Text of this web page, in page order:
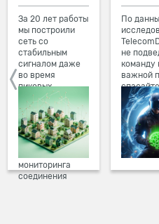
За 20 лет работы
мы построили
сеть со
стабильным
сигналом даже
во время
пиковых
нагрузок в
вечернее время.
Мы постоянно
обновляем наше
оборудование в
домах, а система
мониторинга
соединения
По
не
команду
важной
онлайн-